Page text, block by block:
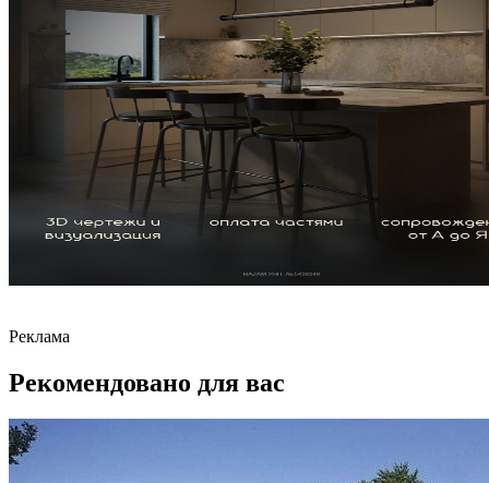
Реклама
Рекомендовано для вас